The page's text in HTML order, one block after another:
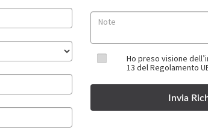
Ho preso visione
13 del Regolamento